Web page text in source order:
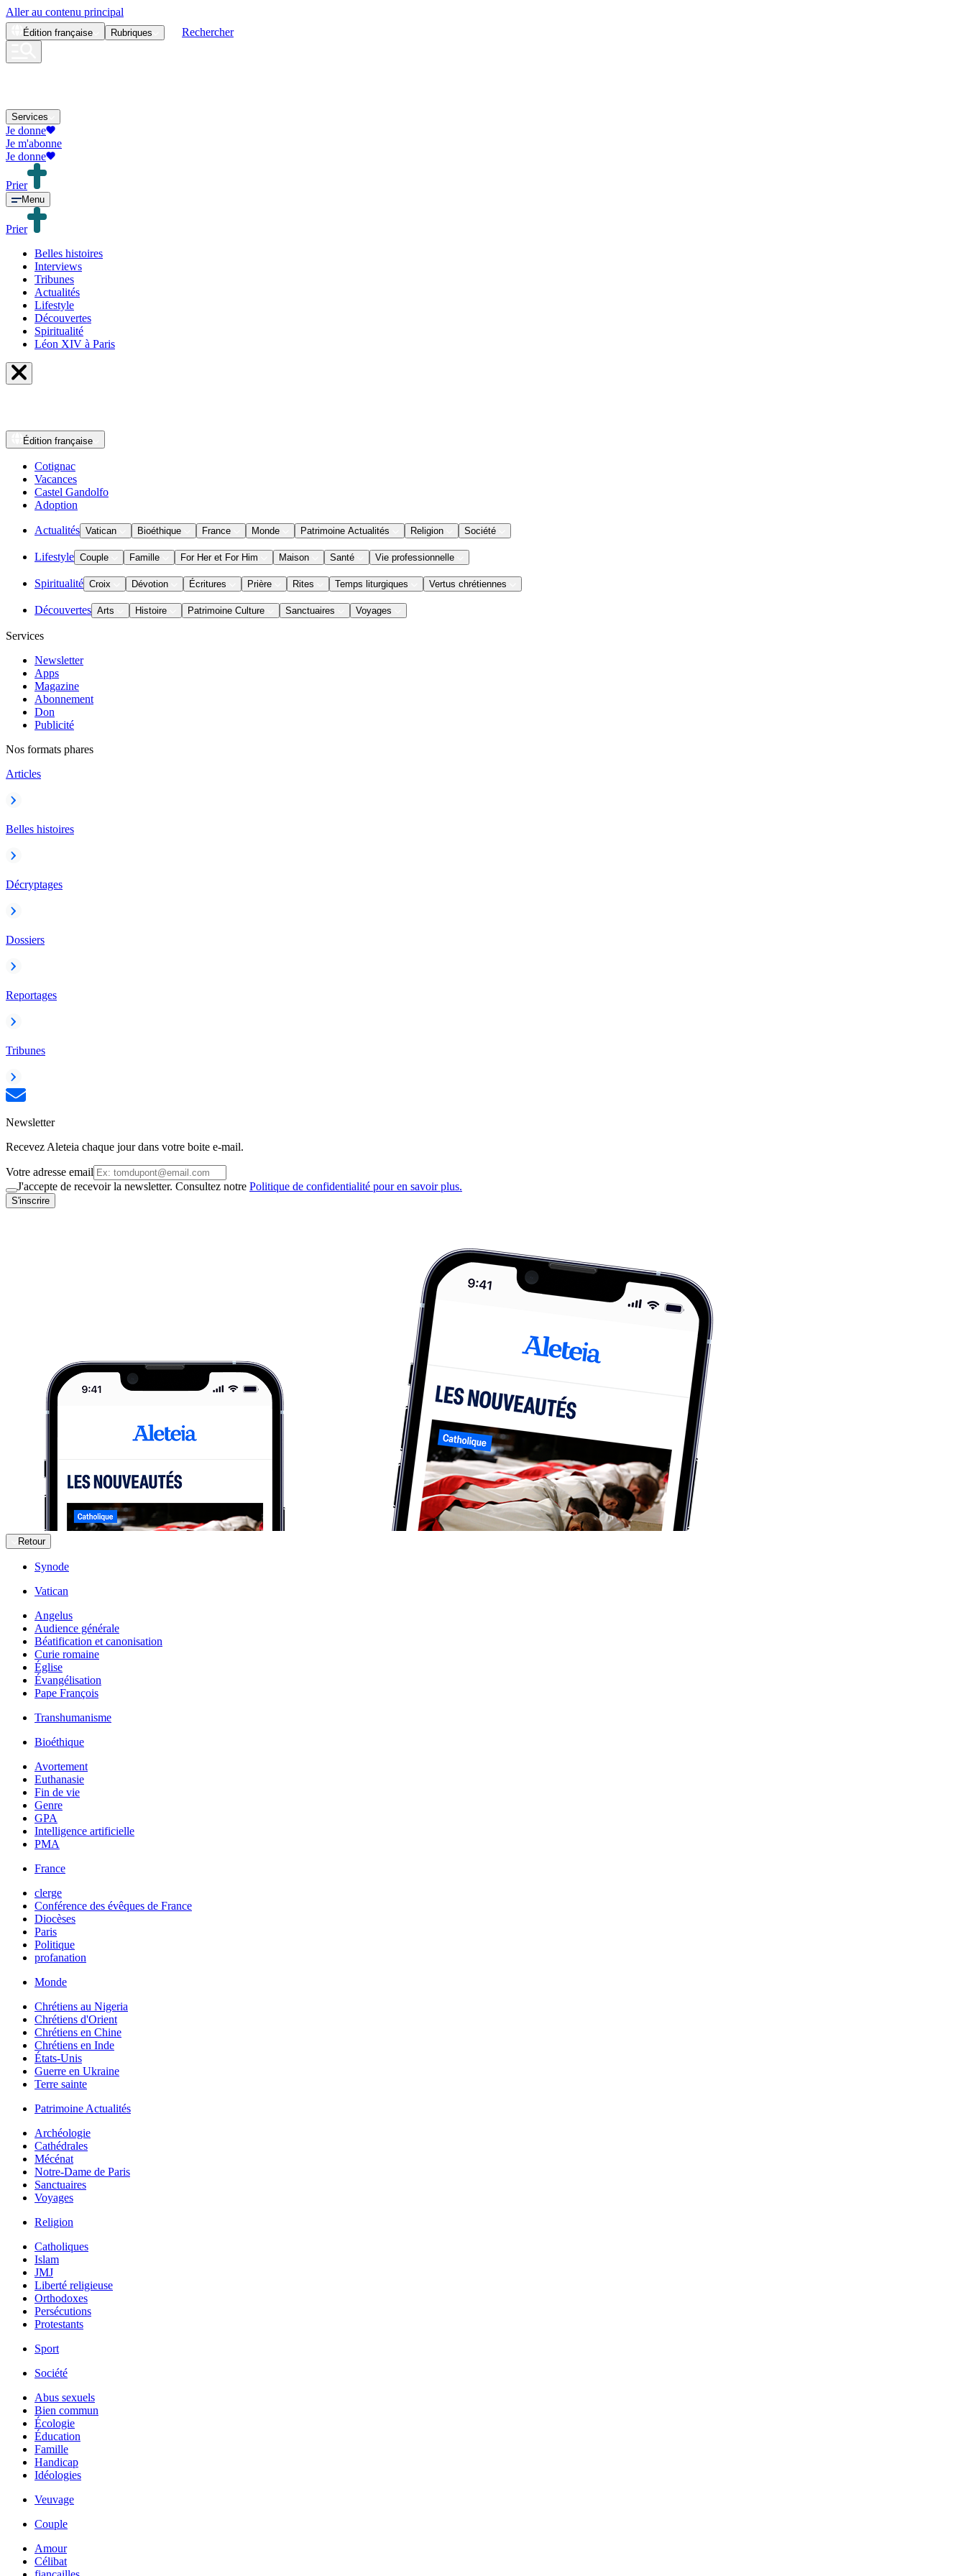
Aller au contenu principal
Édition française Rubriques Rechercher
Services
Je donne
Je m'abonne
Je donne
Prier
Menu
Prier
Belles histoires
Interviews
Tribunes
Actualités
Lifestyle
Découvertes
Spiritualité
Léon XIV à Paris
Édition française
Cotignac
Vacances
Castel Gandolfo
Adoption
Actualités Vatican Bioéthique France Monde Patrimoine Actualités Religion Société
Lifestyle Couple Famille For Her et For Him Maison Santé Vie professionnelle
Spiritualité Croix Dévotion Écritures Prière Rites Temps liturgiques Vertus chrétiennes
Découvertes Arts Histoire Patrimoine Culture Sanctuaires Voyages
Services
Newsletter
Apps
Magazine
Abonnement
Don
Publicité
Nos formats phares
Articles
Belles histoires
Décryptages
Dossiers
Reportages
Tribunes
Newsletter
Recevez Aleteia chaque jour dans votre boite e-mail.
Votre adresse email
J'accepte de recevoir la newsletter. Consultez notre Politique de confidentialité pour en savoir plus.
S'inscrire
Retour
Synode
Vatican
Angelus
Audience générale
Béatification et canonisation
Curie romaine
Église
Évangélisation
Pape François
Transhumanisme
Bioéthique
Avortement
Euthanasie
Fin de vie
Genre
GPA
Intelligence artificielle
PMA
France
clerge
Conférence des évêques de France
Diocèses
Paris
Politique
profanation
Monde
Chrétiens au Nigeria
Chrétiens d'Orient
Chrétiens en Chine
Chrétiens en Inde
États-Unis
Guerre en Ukraine
Terre sainte
Patrimoine Actualités
Archéologie
Cathédrales
Mécénat
Notre-Dame de Paris
Sanctuaires
Voyages
Religion
Catholiques
Islam
JMJ
Liberté religieuse
Orthodoxes
Persécutions
Protestants
Sport
Société
Abus sexuels
Bien commun
Écologie
Éducation
Famille
Handicap
Idéologies
Veuvage
Couple
Amour
Célibat